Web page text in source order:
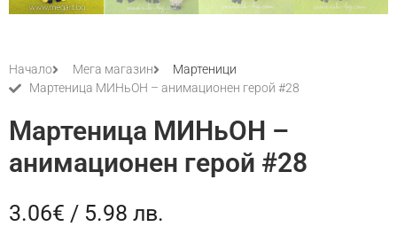
Начало Мега магазин
Мартеници
Мартеница МИНьОН – анимационен герой #28
Мартеница МИНьОН –
анимационен герой #28
3.06€ / 5.98 лв.